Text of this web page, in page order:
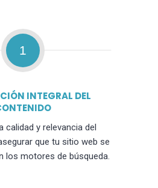
1
INTEGRAL DEL
calidad y relevancia del
que tu sitio web se
los motores de búsqueda.